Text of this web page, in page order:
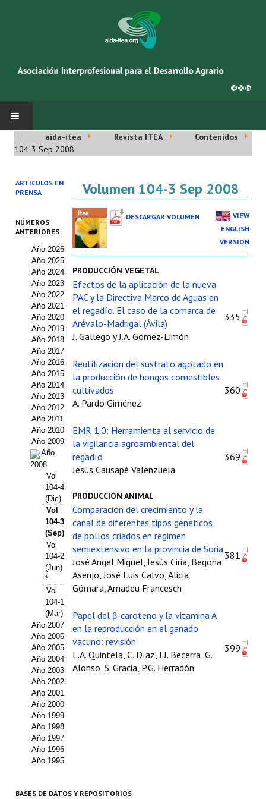
INICIO
Asociación AIDA
Cincuentenario AIDA
Organigrama
Estatutos
Hacerse socio
Noticias
Galería de Fotos
Web AIDA 2.0
REVISTA ITEA
Presentación ITEA
Equipo Editorial
Leer revista ITEA
Directrices para autores/as
Políticas Editoriales
Propuesta Volumen Especial
Sello Calidad FECYT
Premio Prensa Agraria
Buscador de Artículos
JORNADAS AIDA
Presentación Jornadas
Comunicaciones
Jornadas PAM 2026
Premio Jóvenes Investigadores
aida-itea Revista ITEA
Contenidos
104-3 Sep 2008
ARTÍCULOS EN
PRENSA
NÚMEROS
ANTERIORES
Año 2026
Año 2025
Año 2024
Año 2023
Año 2022
Año 2021
Año 2020
Año 2019
Año 2018
Año 2017
Año 2016
Año 2015
Año 2014
Año 2013
Año 2012
Año 2011
Año 2010
Año 2009
Año
2008
Vol
104-4
(Dic)
Vol
104-3
(Sep)
Vol
104-2
(Jun)
*
Vol
104-1
(Mar)
Año 2007
Año 2006
Año 2005
Año 2004
Año 2003
Año 2002
Año 2001
Año 2000
Año 1999
Año 1998
Año 1997
Año 1996
Año 1995
Volumen 104-3 Sep 2008
DESCARGAR VOLUMEN
VIEW
ENGLISH
VERSION
PRODUCCIÓN VEGETAL
Efectos de la aplicación de la nueva
PAC y la Directiva Marco de Aguas en
el regadío. El caso de la comarca de
Arévalo-Madrigal (Ávila)
J. Gallego y J.A. Gómez-Limón
335
Reutilización del sustrato agotado en
la producción de hongos comestibles
cultivados
A. Pardo Giménez
360
EMR 1.0: Herramienta al servicio de
la vigilancia agroambiental del
regadío
Jesús Causapé Valenzuela
369
PRODUCCIÓN ANIMAL
Comparación del crecimiento y la
canal de diferentes tipos genéticos
de pollos criados en régimen
semiextensivo en la provincia de Soria
José Angel Miguel, Jesús Ciria, Begoña
Asenjo, José Luis Calvo, Alicia
Gómara, Amadeu Francesch
381
Papel del β-caroteno y la vitamina A
en la reproducción en el ganado
vacuno: revisión
L.A. Quintela, C. Díaz, J.J. Becerra, G.
Alonso, S. Gracia, P.G. Herradón
399
BASES DE DATOS Y REPOSITORIOS